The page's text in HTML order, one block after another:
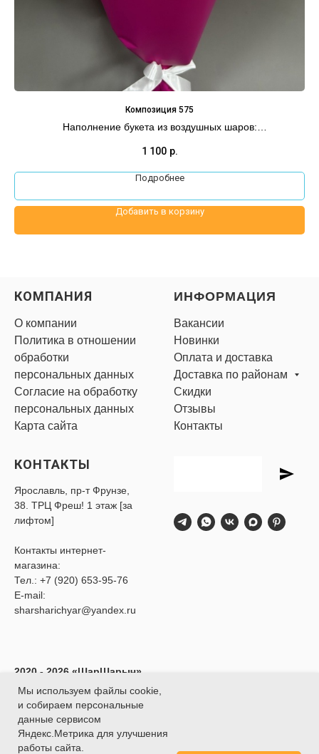
Композиция 575
Наполнение букета из воздушных шаров:
1 100 р.
Подробнее
Добавить в корзину
КОМПАНИЯ
О компании
Политика в отношении
обработки
персональных данных
Согласие на обработку
персональных данных
Карта сайта
ИНФОРМАЦИЯ
Вакансии
Новинки
Оплата и доставка
Доставка по районам
Скидки
Отзывы
Контакты
КОНТАКТЫ
Ярославль, пр-т Фрунзе,
38. ТРЦ Фреш! 1 этаж [за
лифтом]
Контакты интернет-
магазина:
Тел.: +7 (920) 653-95-76
E-mail:
sharsharichyar@yandex.ru
2020 - 2026 «ШарШарыч»
- Доставка воздушных
шаров в Ярославле.
ИП Глибина Ксения
Юрьевна
ИНН 760414438188
Мы используем файлы cookie,
и собираем персональные
данные сервисом
Яндекс.Метрика для улучшения
работы сайта.